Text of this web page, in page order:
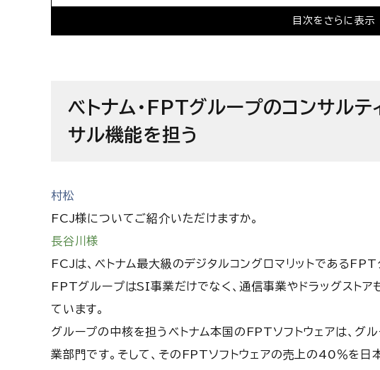
目次をさらに表示
「相手に答えを求める人は合わない」1,000名規模
像
ベトナム・FPTグループのコンサルテ
サル機能を担う
村松
FCJ様についてご紹介いただけますか。
長谷川様
FCJは、ベトナム最大級のデジタルコングロマリットであるFPT
FPTグループはSI事業だけでなく、通信事業やドラッグストア
ています。
グループの中核を担うベトナム本国のFPTソフトウェアは、
業部門です。そして、そのFPTソフトウェアの売上の40％を